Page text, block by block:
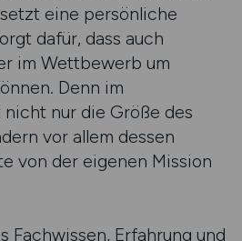
eine persönliche
dafür, dass auch
im Wettbewerb um
Denn im
nur die Größe des
vor allem dessen
von der eigenen Mission
Fachwissen, Erfahrung und